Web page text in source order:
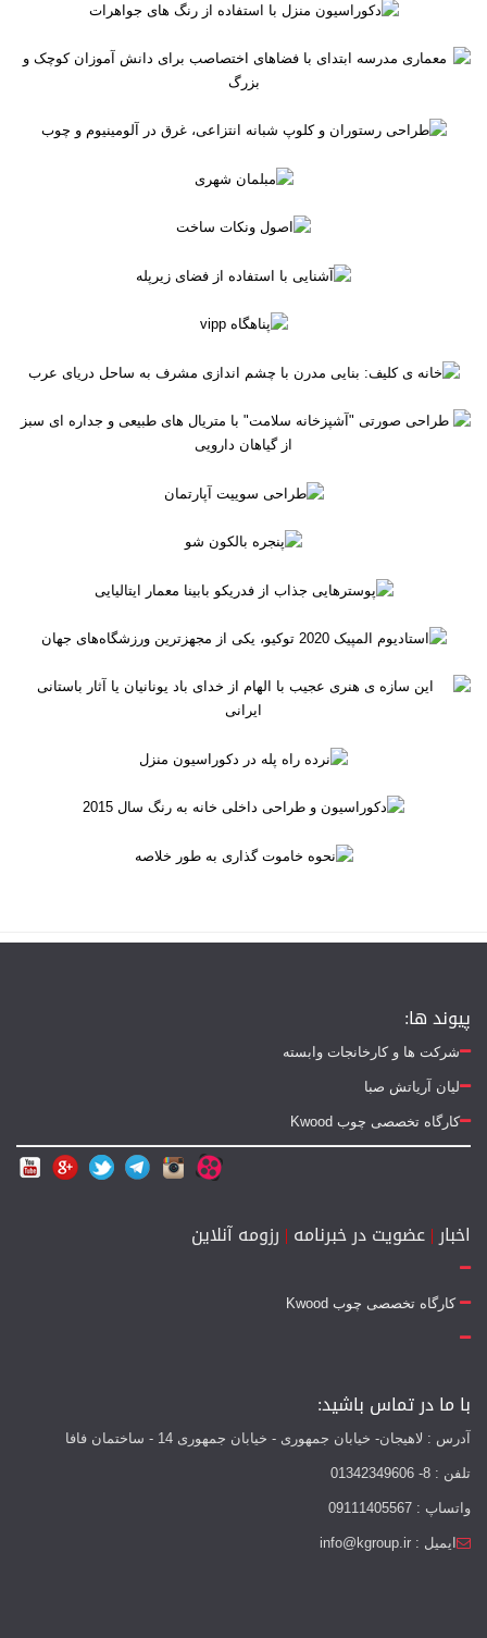
پیوند ها:
شرکت ها و کارخانجات وابسته
لیان آریاتش صبا
کارگاه تخصصی چوب Kwood
اخبار|عضویت در خبرنامه | رزومه آنلاین
کارگاه تخصصی چوب Kwood
با ما در تماس باشید:
آدرس : لاهیجان- خیابان جمهوری - خیابان جمهوری 14 - ساختمان فافا
تلفن : 8- 01342349606
واتساپ : 09111405567
ایمیل : info@kgroup.ir